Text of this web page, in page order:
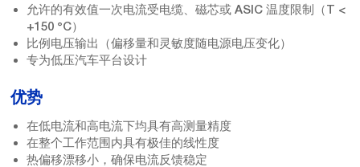
允许的有效值一次电流受电缆、磁芯或 ASIC 温度限制（T <
+150 °C）
比例电压输出（偏移量和灵敏度随电源电压变化）
专为低压汽车平台设计
优势
在低电流和高电流下均具有高测量精度
在整个工作范围内具有极佳的线性度
热偏移漂移小，确保电流反馈稳定